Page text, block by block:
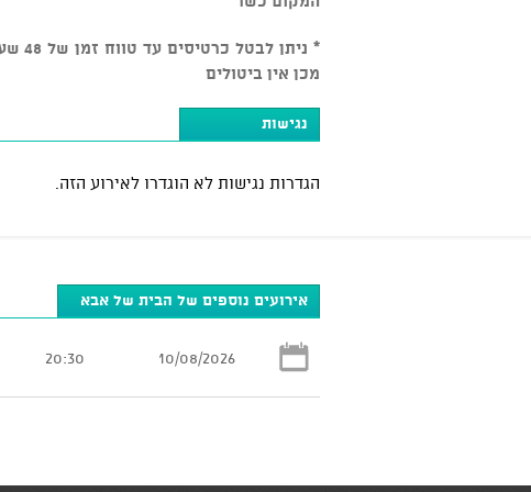
מכן אין ביטולים
נגישות
הגדרות נגישות לא הוגדרו לאירוע הזה.
אירועים נוספים של הבית של אבא
10/08/2026
20:30